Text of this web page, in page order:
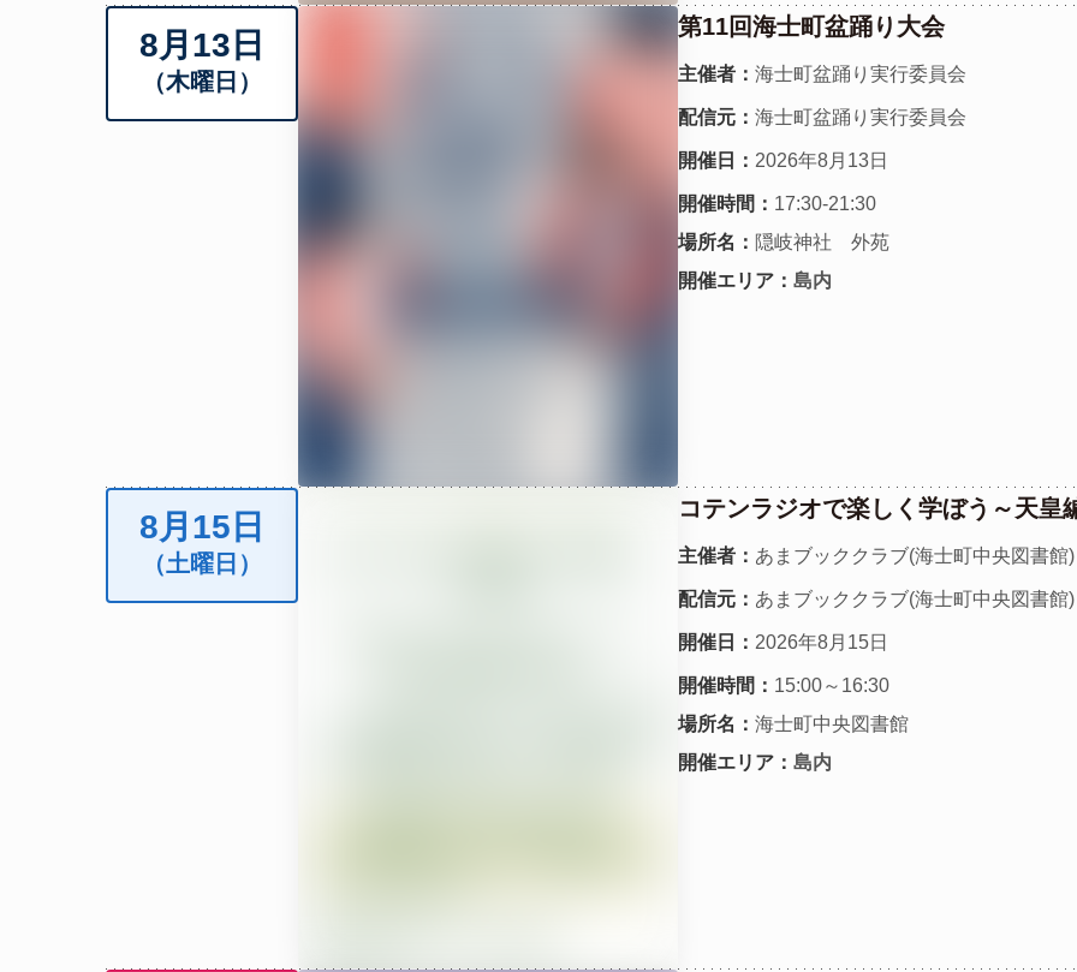
8月13日
（木曜日）
第11回海士町盆踊り大会
主催者： 海士町盆踊り実行委員会
配信元： 海士町盆踊り実行委員会
開催日： 2026年8月13日
開催時間： 17:30-21:30
場所名： 隠岐神社 外苑
開催エリア： 島内
8月15日
（土曜日）
コテンラジオで楽しく学ぼう～天皇
主催者： あまブッククラブ(海士町中央図書館)
配信元： あまブッククラブ(海士町中央図書館)
開催日： 2026年8月15日
開催時間： 15:00～16:30
場所名： 海士町中央図書館
開催エリア： 島内